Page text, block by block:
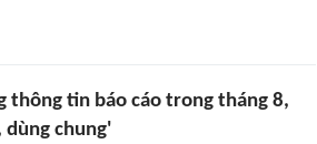
thông tin báo cáo trong tháng 8,
chung'